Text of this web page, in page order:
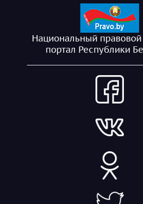
Национальный правовой
портал Республики